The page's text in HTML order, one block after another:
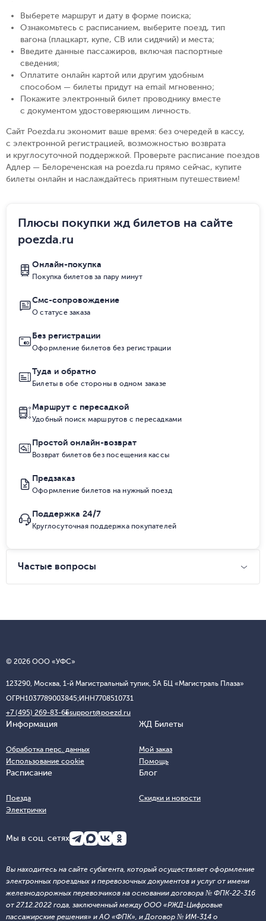
Выберете маршрут и дату в форме поиска;
Ознакомьтесь с расписанием, выберите поезд, тип
вагона (плацкарт, купе, СВ или сидячий) и места;
Введите данные пассажиров, включая паспортные
сведения;
Оплатите онлайн картой или другим удобным
способом — билеты придут на email мгновенно;
Покажите электронный билет проводнику вместе
с документом удостоверяющим личность.
Сайт Poezda.ru экономит ваше время: без очередей в кассу,
с электронной регистрацией, возможностью возврата
и круглосуточной поддержкой. Проверьте расписание поездов
Адлер — Белореченская на poezda.ru прямо сейчас, купите
билеты онлайн и наслаждайтесь приятным путешествием!
Плюсы покупки жд билетов на сайте
poezda.ru
Онлайн-покупка
Покупка билетов за пару минут
Смс-сопровождение
О статусе заказа
Без регистрации
Оформление билетов без регистрации
Туда и обратно
Билеты в обе стороны в одном заказе
Маршрут с пересадкой
Удобный поиск маршрутов с пересадками
Простой онлайн-возврат
Возврат билетов без посещения кассы
Предзаказ
Оформление билетов на нужный поезд
Поддержка 24/7
Круглосуточная поддержка покупателей
Частые вопросы
© 2026 ООО «УФС»
123290, Москва, 1-й Магистральный тупик, 5А БЦ «Магистраль Плаза»
ОГРН1037789003845;ИНН7708510731
+7 (495) 269-83-65support@poezd.ru
Информация
Обработка перс. данных
Использование cookie
ЖД Билеты
Мой заказ
Помощь
Расписание
Поезда
Электрички
Блог
Скидки и новости
Мы в соц. сетях
Вы находитесь на сайте субагента, который осуществляет оформление
электронных проездных и перевозочных документов и услуг от имени
железнодорожных перевозчиков на основании договора № ФПК-22-316
от 27.12.2022 года, заключенный между ООО «РЖД-Цифровые
пассажирские решения» и АО «ФПК», и Договор № ИМ-314 о